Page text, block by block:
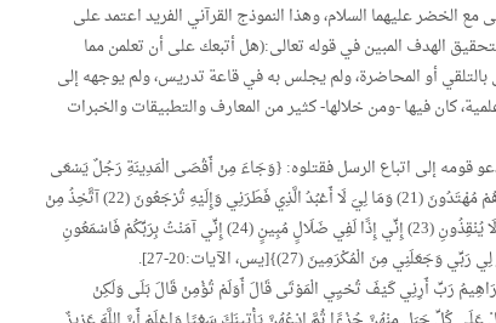
الخضر عليهما السلام، وهذا النموذج القرآني الفريد اعتمد على
الهدف المبين في قوله تعالى:(هل أتبعك على أن تعلمن مما
يعلم موسى بالتلقي أو المحاضرة، ولم يجلس به في قاعة تدريس، ولم يوجهه إلى
كان فيها -ومن خلالها- كثير من المعارف والتطبيقات والخبرات
قومه إلى اتباع الرسل فقتلوه: {وَجَاءَ مِنْ أَقْصَى الْمَدِينَةِ رَجُلٌ يَسْعَى
قَالَ يَا قَوْمِ اتَّبِعُوا الْمُرْسَلِينَ (20) اتَّبِعُوا مَنْ لَا يَسْأَلُكُمْ أَجْرًا وَهُمْ مُهْتَدُونَ (21) وَمَا لِيَ لَا أَعْبُدُ الَّذِي فَطَرَنِي وَإِلَيْهِ تُرْجَعُونَ (22) آتَّخِذُ مِنْ
دُونِهِ آلِهَةً إِنْ يُرِدْنِ الرَّحْمَنُ بِضُرٍّ لَا تُغْنِ عَنِّي شَفَاعَتُهُمْ شَيْئًا وَلَا يُنْقِذُونِ (23) إِنِّي إِذًا لَفِي ضَلَالٍ مُبِينٍ (24) إِنِّي آمَنْتُ بِرَبِّكُمْ فَاسْمَعُونِ
رَبِّ أَرِنِي كَيْفَ تُحْيِي الْمَوْتَى قَالَ أَوَلَمْ تُؤْمِنْ قَالَ بَلَى وَلَكِنْ